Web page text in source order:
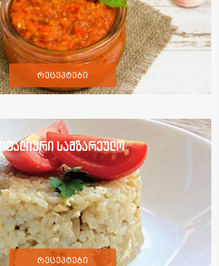
რეცეპტები
იტალიური სამზარეულო
რეცეპტები